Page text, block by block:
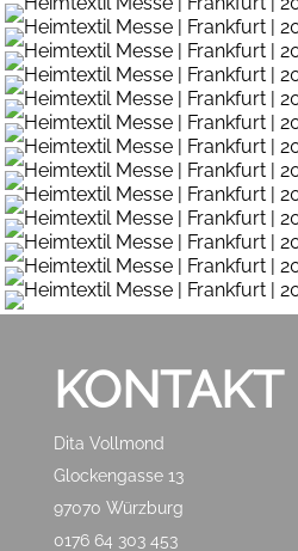
KONTAKT
Dita Vollmond
Glockengasse 13
97070 Würzburg
0176 64 303 453